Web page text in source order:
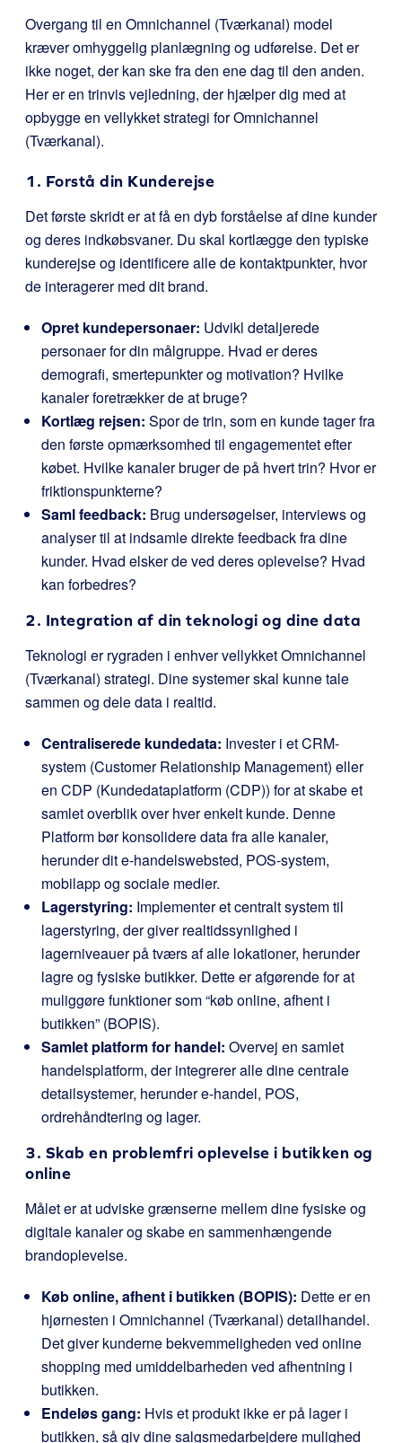
Overgang til en Omnichannel (Tværkanal) model
kræver omhyggelig planlægning og udførelse. Det er
ikke noget, der kan ske fra den ene dag til den anden.
Her er en trinvis vejledning, der hjælper dig med at
opbygge en vellykket strategi for Omnichannel
(Tværkanal).
1. Forstå din Kunderejse
Det første skridt er at få en dyb forståelse af dine kunder
og deres indkøbsvaner. Du skal kortlægge den typiske
kunderejse og identificere alle de kontaktpunkter, hvor
de interagerer med dit brand.
Opret kundepersonaer: Udvikl detaljerede
personaer for din målgruppe. Hvad er deres
demografi, smertepunkter og motivation? Hvilke
kanaler foretrækker de at bruge?
Kortlæg rejsen: Spor de trin, som en kunde tager fra
den første opmærksomhed til engagementet efter
købet. Hvilke kanaler bruger de på hvert trin? Hvor er
friktionspunkterne?
Saml feedback: Brug undersøgelser, interviews og
analyser til at indsamle direkte feedback fra dine
kunder. Hvad elsker de ved deres oplevelse? Hvad
kan forbedres?
2. Integration af din teknologi og dine data
Teknologi er rygraden i enhver vellykket Omnichannel
(Tværkanal) strategi. Dine systemer skal kunne tale
sammen og dele data i realtid.
Centraliserede kundedata: Invester i et CRM-
system (Customer Relationship Management) eller
en CDP (Kundedataplatform (CDP)) for at skabe et
samlet overblik over hver enkelt kunde. Denne
Platform bør konsolidere data fra alle kanaler,
herunder dit e-handelswebsted, POS-system,
mobilapp og sociale medier.
Lagerstyring: Implementer et centralt system til
lagerstyring, der giver realtidssynlighed i
lagerniveauer på tværs af alle lokationer, herunder
lagre og fysiske butikker. Dette er afgørende for at
muliggøre funktioner som “køb online, afhent i
butikken” (BOPIS).
Samlet platform for handel: Overvej en samlet
handelsplatform, der integrerer alle dine centrale
detailsystemer, herunder e-handel, POS,
ordrehåndtering og lager.
3. Skab en problemfri oplevelse i butikken og
online
Målet er at udviske grænserne mellem dine fysiske og
digitale kanaler og skabe en sammenhængende
brandoplevelse.
Køb online, afhent i butikken (BOPIS): Dette er en
hjørnesten i Omnichannel (Tværkanal) detailhandel.
Det giver kunderne bekvemmeligheden ved online
shopping med umiddelbarheden ved afhentning i
butikken.
Endeløs gang: Hvis et produkt ikke er på lager i
butikken, så giv dine salgsmedarbejdere mulighed